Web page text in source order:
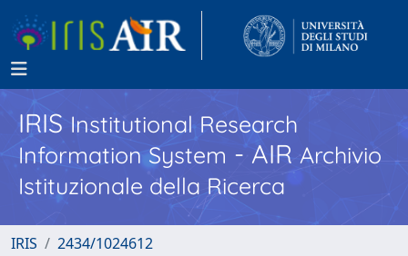
IRISInstitutional Research
Information System - AIR Archivio
Istituzionale della Ricerca
IRIS 2434/1024612